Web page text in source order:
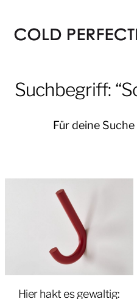
Suchbegriff:
Für deine
Hier hakt es gewaltig: